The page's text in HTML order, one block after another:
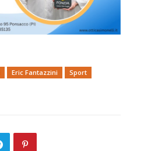
Eric Fantazzini
Sport